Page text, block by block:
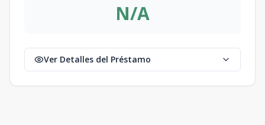
N/A
Ver Detalles del Préstamo